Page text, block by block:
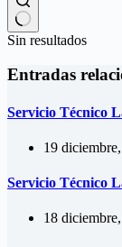
Sin resultados
Entradas
Servicio Técnico
19
Servicio Técnico
18